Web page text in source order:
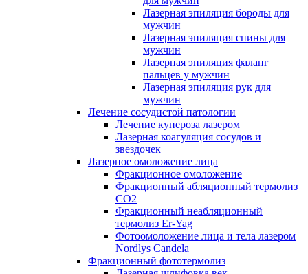
Лазерная эпиляция бороды для
мужчин
Лазерная эпиляция спины для
мужчин
Лазерная эпиляция фаланг
пальцев у мужчин
Лазерная эпиляция рук для
мужчин
Лечение сосудистой патологии
Лечение купероза лазером
Лазерная коагуляция сосудов и
звездочек
Лазерное омоложение лица
Фракционное омоложение
Фракционный абляционный термолиз
CO2
Фракционный неабляционный
термолиз Er-Yag
Фотоомоложение лица и тела лазером
Nordlys Candela
Фракционный фототермолиз